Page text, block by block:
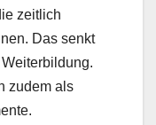
zeitlich
Das senkt
zudem als